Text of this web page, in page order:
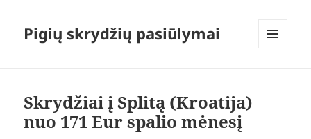
Pigių skrydžių pasiūlymai
Skrydžiai į Splitą (Kroatija)
nuo 171 Eur spalio mėnesį